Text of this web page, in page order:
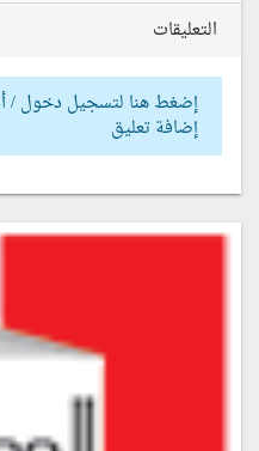
التعليقات
إضغط هنا لتسجيل دخول /
إضافة تعليق